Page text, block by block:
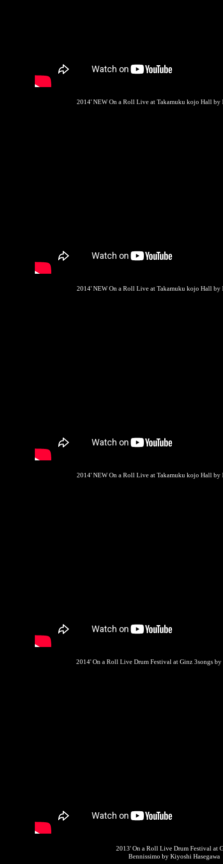
2014' NEW On a Roll Live at Takamuku kojo Hall by
2014' NEW On a Roll Live at Takamuku kojo Hall by
2014' NEW On a Roll Live at Takamuku kojo Hall by
2014' On a Roll Live Drum Festival at Ginz 3songs by
2013' On a Roll Live Drum Festival at
Bennissimo by Kiyoshi Hasegawa